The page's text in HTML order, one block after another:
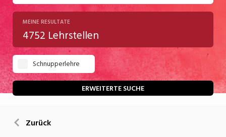
2028
Chemie/Pharma
Gastgewerbe
Gesundheit/Pflege/Soziales
Handwerk/Technik
Kultur
MEINE RESULTATE
4752 Lehrstellen
Schnupperlehre
ERWEITERTE SUCHE
Zurück